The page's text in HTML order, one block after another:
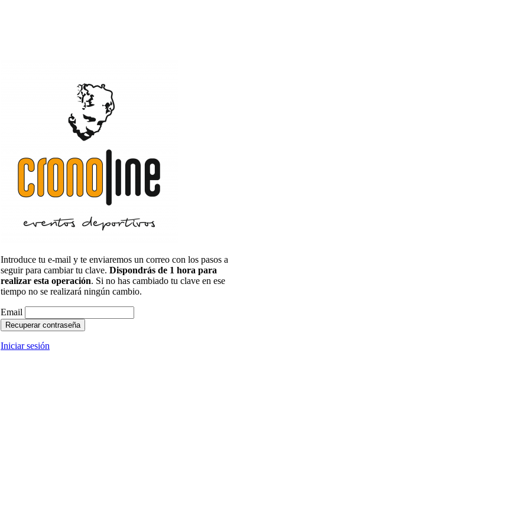
Introduce tu e-mail y te enviaremos un correo con los pasos a
seguir para cambiar tu clave. Dispondrás de 1 hora para
realizar esta operación. Si no has cambiado tu clave en ese
tiempo no se realizará ningún cambio.
Email
Recuperar contraseña
Iniciar sesión